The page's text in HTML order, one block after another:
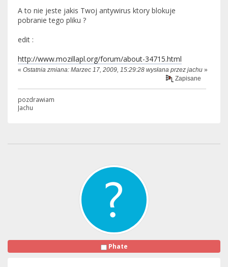
A to nie jeste jakis Twoj antywirus ktory blokuje
pobranie tego pliku ?
edit :
http://www.mozillapl.org/forum/about-34715.html
« Ostatnia zmiana: Marzec 17, 2009, 15:29:28 wysłana przez jachu »
Zapisane
pozdrawiam
Jachu
Phate